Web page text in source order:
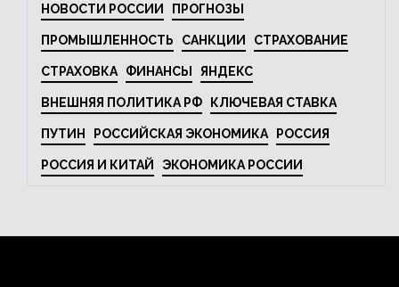
НОВОСТИ РОССИИ ПРОГНОЗЫ
ПРОМЫШЛЕННОСТЬ САНКЦИИ СТРАХОВАНИЕ
СТРАХОВКА ФИНАНСЫ ЯНДЕКС
ВНЕШНЯЯ ПОЛИТИКА РФ КЛЮЧЕВАЯ СТАВКА
ПУТИН РОССИЙСКАЯ ЭКОНОМИКА РОССИЯ
РОССИЯ И КИТАЙ ЭКОНОМИКА РОССИИ